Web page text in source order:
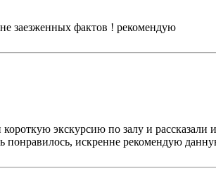
заезженных фактов ! рекомендую
экскурсию по залу и
понравилось, искренне рекомендую